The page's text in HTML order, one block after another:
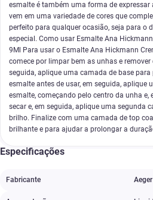
esmalte é também uma forma de expressar
vem em uma variedade de cores que
perfeito para qualquer ocasião, seja para o
especial. Como usar Esmalte Ana
9Ml Para usar o Esmalte Ana Hickmann
comece por limpar bem as unhas e
seguida, aplique uma camada de base
esmalte antes de usar, em seguida, aplique
esmalte, começando pelo centro da unha e,
secar e, em seguida, aplique uma segunda
brilho. Finalize com uma camada de top
brilhante e para ajudar a prolongar a
Especificações
Fabricante